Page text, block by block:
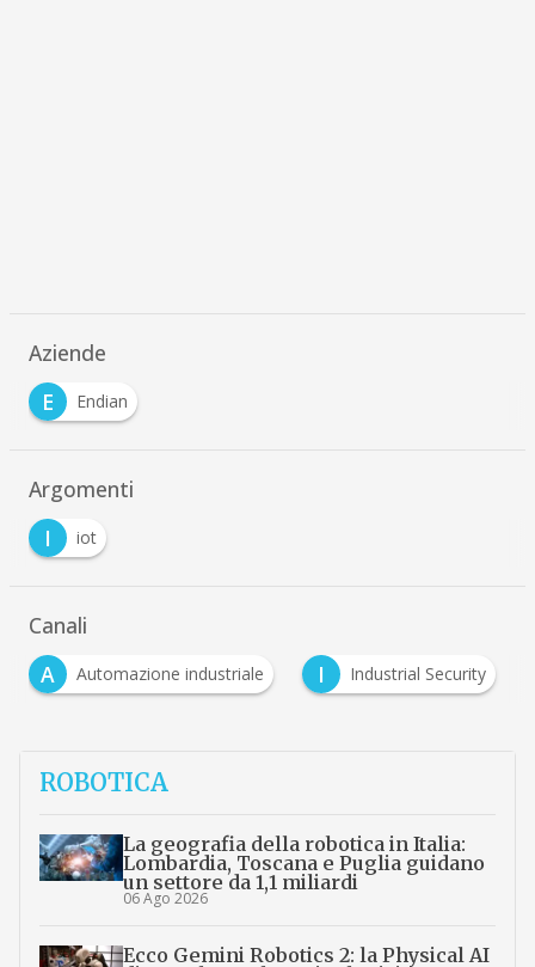
Aziende
E
Endian
Argomenti
I
iot
Canali
A
Automazione industriale I Industrial Security
ROBOTICA
La geografia della robotica in Italia:
Lombardia, Toscana e Puglia guidano
un settore da 1,1 miliardi
06 Ago 2026
Ecco Gemini Robotics 2: la Physical AI